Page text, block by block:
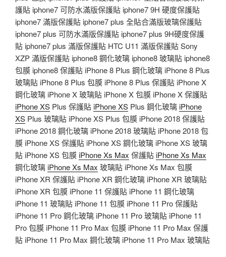
護貼 iphone7 可防水滿版保護貼 iphone7 9H 硬度保護貼
iphone7 滿版保護貼 iphone7 plus 全貼合滿版玻璃保護貼
iphone7 plus 可防水滿版保護貼 iphone7 plus 9H硬度保護
貼 iphone7 plus 滿版保護貼 HTC U11 滿版保護貼 Sony
XZP 滿版保護貼 iphone8 鋼化玻璃 iphone8 玻璃貼 iphone8
包膜 iphone8 保護貼 iPhone 8 Plus 鋼化玻璃 iPhone 8 Plus
玻璃貼 iPhone 8 Plus 包膜 iPhone 8 Plus 保護貼 iPhone X
鋼化玻璃 iPhone X 玻璃貼 iPhone X 包膜 iPhone X 保護貼
iPhone XS Plus 保護貼iPhone XS Plus 鋼化玻璃iPhone
XS Plus 玻璃貼 iPhone XS Plus 包膜 iPhone 2018 保護貼
iPhone 2018 鋼化玻璃 iPhone 2018 玻璃貼 iPhone 2018 包
膜 iPhone XS 保護貼 iPhone XS 鋼化玻璃 iPhone XS 玻璃
貼 iPhone XS 包膜iPhone Xs Max 保護貼iPhone Xs Max
鋼化玻璃iPhone Xs Max 玻璃貼 iPhone Xs Max 包膜
iPhone XR 保護貼 iPhone XR 鋼化玻璃 iPhone XR 玻璃貼
iPhone XR 包膜 iPhone 11 保護貼 iPhone 11 鋼化玻璃
iPhone 11 玻璃貼 iPhone 11 包膜 iPhone 11 Pro 保護貼
iPhone 11 Pro 鋼化玻璃 iPhone 11 Pro 玻璃貼 iPhone 11
Pro 包膜 iPhone 11 Pro Max 包膜 iPhone 11 Pro Max 保護
貼 iPhone 11 Pro Max 鋼化玻璃 iPhone 11 Pro Max 玻璃貼